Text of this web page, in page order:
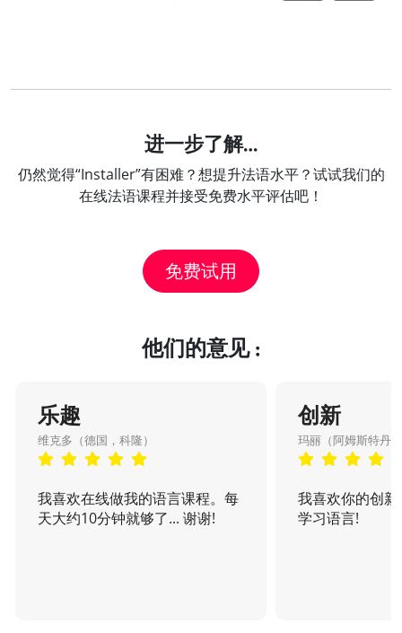
进一步了解…
仍然觉得“Installer”有困难？想提升法语水平？试试我们的
在线法语课程并接受免费水平评估吧！
免费试用
他们的意见 :
乐趣
维克多（德国，科隆）
我喜欢在线做我的语言课程。每
天大约10分钟就够了... 谢谢!
创新
玛丽（阿姆斯特丹
我喜欢你的创
学习语言!